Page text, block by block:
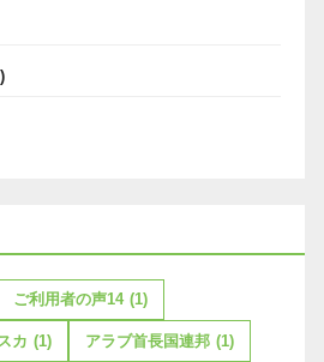
ご利用者の声14 (1)
カ (1) アラブ首長国連邦 (1)